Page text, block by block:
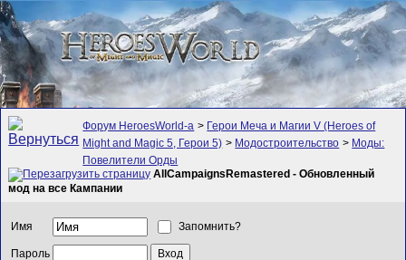
Форум HeroesWorld-а > Герои Меча и Магии V (Heroes of
Might and Magic 5, Герои 5) > Модостроительство > Моды:
Повелители Орды
AllCampaignsRemastered - Обновленный
мод на все Кампании
Имя Запомнить?
Пароль